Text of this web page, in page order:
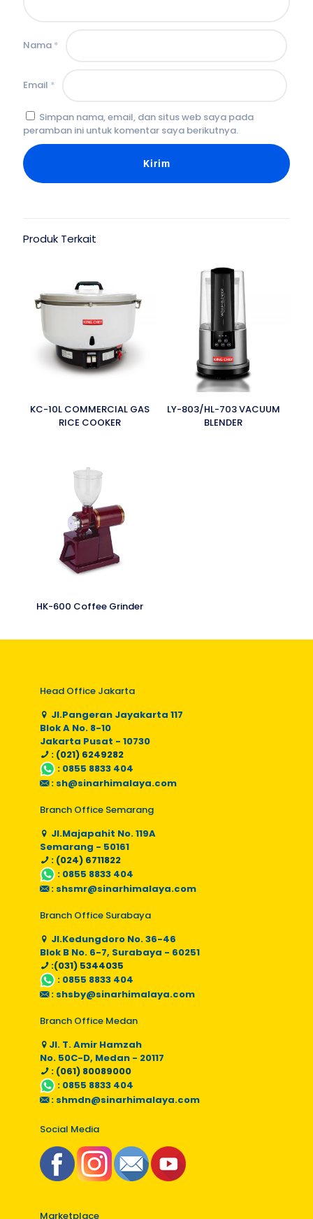
Nama *
Email *
Simpan nama, email, dan situs web saya pada
peramban ini untuk komentar saya berikutnya.
Produk Terkait
KC-10L COMMERCIAL GAS
RICE COOKER
LY-803/HL-703 VACUUM
BLENDER
HK-600 Coffee Grinder
Head Office Jakarta
Jl.Pangeran Jayakarta 117
Blok A No. 8-10
Jakarta Pusat - 10730
: (021) 6249282
: 0855 8833 404
: sh@sinarhimalaya.com
Branch Office Semarang
Jl.Majapahit No. 119A
Semarang - 50161
: (024) 6711822
: 0855 8833 404
: shsmr@sinarhimalaya.com
Branch Office Surabaya
Jl.Kedungdoro No. 36-46
Blok B No. 6-7, Surabaya - 60251
:(031) 5344035
: 0855 8833 404
: shsby@sinarhimalaya.com
Branch Office Medan
Jl. T. Amir Hamzah
No. 50C-D, Medan - 20117
: (061) 80089000
: 0855 8833 404
: shmdn@sinarhimalaya.com
Social Media
Marketplace